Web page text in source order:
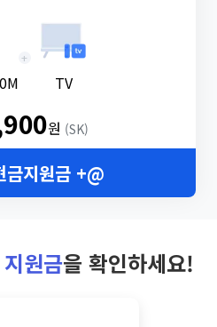
+
TV
원 (SK)
지원금 +@
원금을 확인하세요!